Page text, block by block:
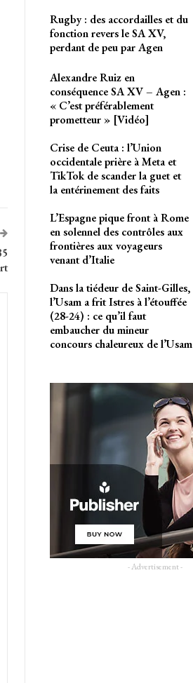
Rugby : des accordailles et du
fonction revers le SA XV,
perdant de peu par Agen
Alexandre Ruiz en
conséquence SA XV – Agen :
« C’est préférablement
prometteur » [Vidéo]
Crise de Ceuta : l’Union
occidentale prière à Meta et
TikTok de scander la guet et
la entérinement des faits
L’Espagne pique front à Rome
en solennel des contrôles aux
frontières aux voyageurs
venant d’Italie
Dans la tiédeur de Saint-Gilles,
l’Usam a frit Istres à l’étouffée
(28-24) : ce qu’il faut
embaucher du mineur
concours chaleureux de l’Usam
- Advertisement -